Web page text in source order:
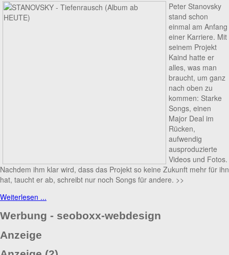
Peter Stanovsky
stand schon
einmal am Anfang
einer Karriere. Mit
seinem Projekt
Kaind hatte er
alles, was man
braucht, um ganz
nach oben zu
kommen: Starke
Songs, einen
Major Deal im
Rücken,
aufwendig
ausproduzierte
Videos und Fotos.
Nachdem ihm klar wird, dass das Projekt so keine Zukunft mehr für ihn
hat, taucht er ab, schreibt nur noch Songs für andere. >>
Weiterlesen ...
Werbung - seoboxx-webdesign
Anzeige